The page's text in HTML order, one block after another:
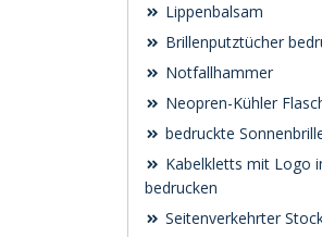
Lippenbalsam
Brillenputztücher
Notfallhammer
Neopren-Kühler
bedruckte
Kabelkletts mit Logo
bedrucken
Seitenverkehrter